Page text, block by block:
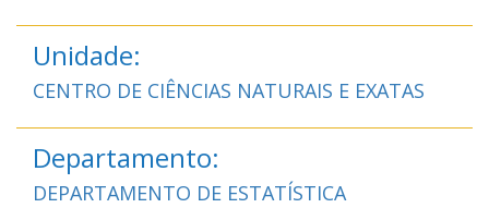
Unidade:
CENTRO DE CIÊNCIAS NATURAIS E EXATAS
Departamento:
DEPARTAMENTO DE ESTATÍSTICA